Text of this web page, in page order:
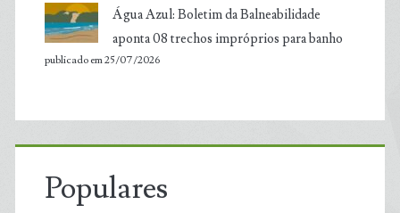
Água Azul: Boletim da Balneabilidade
aponta 08 trechos impróprios para banho
publicado em 25/07/2026
Populares